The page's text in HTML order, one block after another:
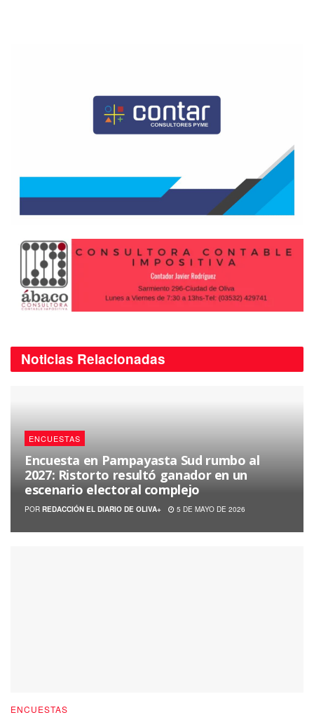
Noticias Relacionadas
ENCUESTAS
Encuesta en Pampayasta Sud rumbo al
2027: Ristorto resultó ganador en un
escenario electoral complejo
POR REDACCIÓN EL DIARIO DE OLIVA+ 5 DE MAYO DE 2026
ENCUESTAS